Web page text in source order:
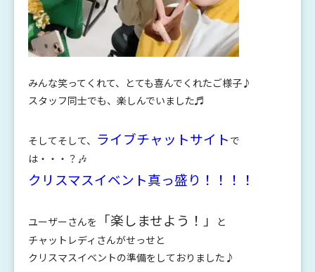
みんな笑ってくれて、とても喜んでくれたご様子♪
スタッフ同士でも、楽しんでいました♬
そしてそして、 ライブチャットサイト で
は・・・？🎶
クリスマスイベント真っ盛り！！！！
ユーザーさんを 「楽しませよう！」
と
チャットレディさんがせっせと
クリスマスイベントの準備をしておりました♪